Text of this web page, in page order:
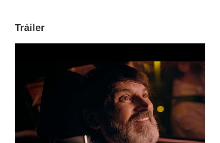
Tráiler